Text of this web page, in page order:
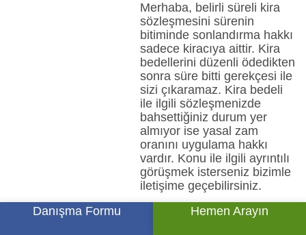
Merhaba, belirli süreli kira
sözleşmesini sürenin
bitiminde sonlandırma hakkı
sadece kiracıya aittir. Kira
bedellerini düzenli ödedikten
sonra süre bitti gerekçesi ile
sizi çıkaramaz. Kira bedeli
ile ilgili sözleşmenizde
bahsettiğiniz durum yer
almıyor ise yasal zam
oranını uygulama hakkı
vardır. Konu ile ilgili ayrıntılı
görüşmek isterseniz bizimle
iletişime geçebilirsiniz.
Danışma Formu Hemen Arayın